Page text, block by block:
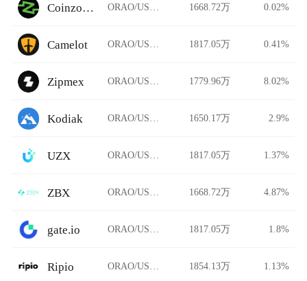
Coinzoom ORAO/USDT 1668.72万 0.02%
Camelot ORAO/USDT 1817.05万 0.41%
Zipmex ORAO/USDT 1779.96万 8.02%
Kodiak ORAO/USDT 1650.17万 2.9%
UZX ORAO/USDT 1817.05万 1.37%
ZBX ORAO/USDT 1668.72万 4.87%
gate.io ORAO/USDT 1817.05万 1.8%
Ripio ORAO/USDT 1854.13万 1.13%